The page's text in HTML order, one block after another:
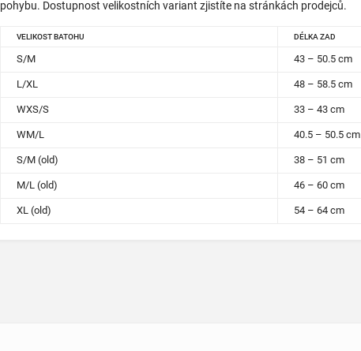
pohybu. Dostupnost velikostních variant zjistíte na stránkách prodejců.
VELIKOST BATOHU DÉLKA ZAD
S/M 43 – 50.5 cm
L/XL 48 – 58.5 cm
WXS/S 33 – 43 cm
WM/L 40.5 – 50.5 cm
S/M (old) 38 – 51 cm
M/L (old) 46 – 60 cm
XL (old) 54 – 64 cm